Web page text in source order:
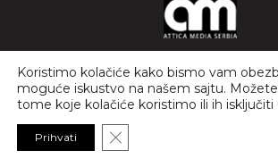
Koristimo kolačiće kako bismo vam
moguće iskustvo na našem sajtu.
tome koje kolačiće koristimo ili ih isključiti
Prihvati Close GDPR Cookie